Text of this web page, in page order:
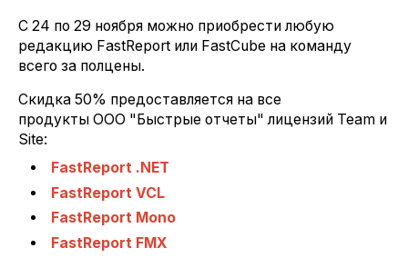
С 24 по 29 ноября можно приобрести любую
редакцию FastReport или FastCube на команду
всего за полцены.
Скидка 50% предоставляется на все
продукты ООО "Быстрые отчеты" лицензий Team и
Site:
FastReport .NET
FastReport VCL
FastReport Mono
FastReport FMX